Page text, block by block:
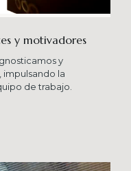
y motivadores
y
impulsando la
de trabajo.